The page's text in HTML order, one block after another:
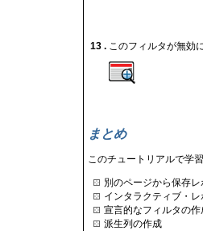
13 . このフィルタが無効
まとめ
このチュートリアルで学
別のページから保存
インタラクティブ・
宣言的なフィルタの作
派生列の作成